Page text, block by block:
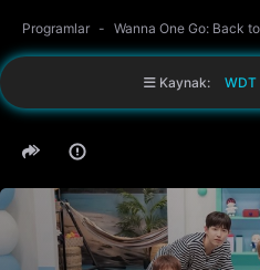
Programlar Wanna One Go: Back
Kaynak: WDT